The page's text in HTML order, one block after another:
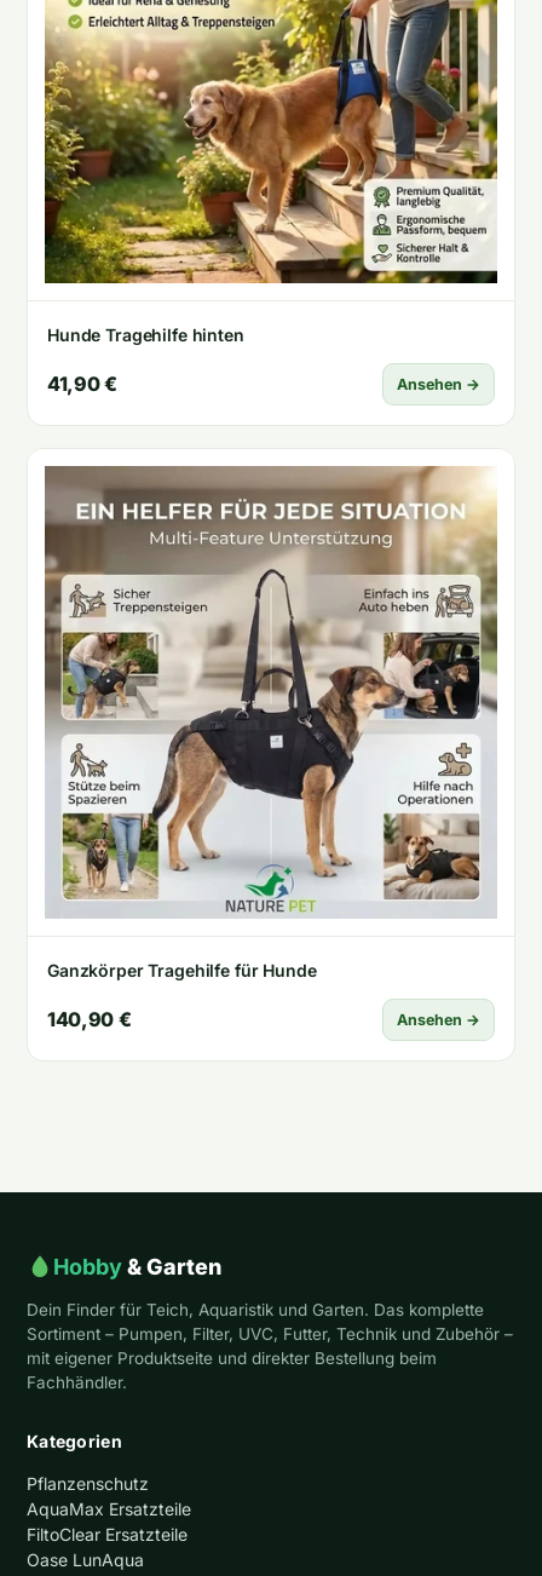
Hunde Tragehilfe hinten
41,90 € Ansehen →
Ganzkörper Tragehilfe für Hunde
140,90 € Ansehen →
Hobby& Garten
Dein Finder für Teich, Aquaristik und Garten. Das komplette
Sortiment – Pumpen, Filter, UVC, Futter, Technik und Zubehör –
mit eigener Produktseite und direkter Bestellung beim
Fachhändler.
Kategorien
Pflanzenschutz
AquaMax Ersatzteile
FiltoClear Ersatzteile
Oase LunAqua